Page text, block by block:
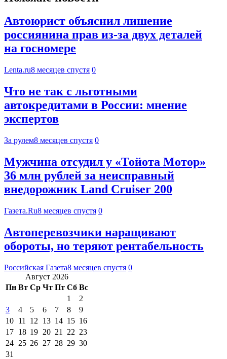
Автоюрист объяснил лишение
россиянина прав из-за двух деталей
на госномере
Lenta.ru8 месяцев спустя 0
Что не так с льготными
автокредитами в России: мнение
экспертов
За рулем8 месяцев спустя 0
Мужчина отсудил у «Тойота Мотор»
36 млн рублей за неисправный
внедорожник Land Cruiser 200
Газета.Ru8 месяцев спустя 0
Автоперевозчики наращивают
обороты, но теряют рентабельность
Российская Газета8 месяцев спустя 0
Август 2026
Пн Вт Ср Чт Пт Сб Вс
1
2
3
4 5 6 7 8
9
10 11 12 13 14 15 16
17 18 19 20 21 22 23
24 25 26 27 28 29 30
31